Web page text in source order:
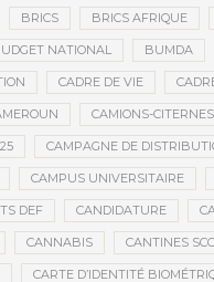
BRICS BRICS AFRIQUE
NATIONAL BUMDA
CADRE DE VIE
CAMIONS-CITERNES
CAMPAGNE DE
CAMPUS UNIVERSITAIRE
DEF CANDIDATURE
CANNABIS CANTINES
CARTE D’IDENTITÉ